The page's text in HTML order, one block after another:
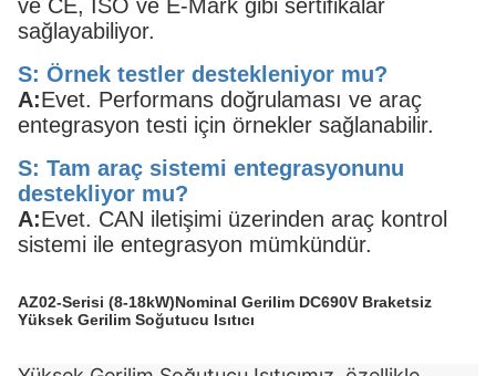
ve CE, ISO ve E-Mark gibi sertifikalar
sağlayabiliyor.
S: Örnek testler destekleniyor mu?
A:Evet. Performans doğrulaması ve araç
entegrasyon testi için örnekler sağlanabilir.
S: Tam araç sistemi entegrasyonunu
destekliyor mu?
A:Evet. CAN iletişimi üzerinden araç kontrol
sistemi ile entegrasyon mümkündür.
AZ02-Serisi (8-18kW)Nominal Gerilim DC690V Braketsiz
Yüksek Gerilim Soğutucu Isıtıcı